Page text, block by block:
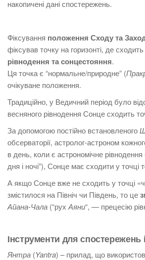
накопичені дані спостережень.
Фіксування положення Сходу та
фіксував точку на горизонті, де
рівнодення та сонцестояння.
Ця точка є “нормальне/природне” (
очікуване положення.
Традиційно, у Ведичний період було
весняного рівнодення Сонце сходить
За допомогою постійно встановленого
обсерваторії, астролог-астроном
в день, коли є астрономічне рівнодення
дня і ночі”), Сонце має сходити у точці
А якщо Сонце вже не сходить у точці
змістилося на Північ чи Південь, то це
Айана-Чала (“рух Аяни“, — прецесію
Інструменти для спостережень
Янтра (Yantra) – прилад, що